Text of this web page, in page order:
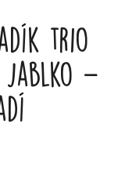
trio
jablko –